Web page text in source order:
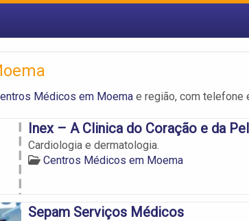
Médicos em Moema e região, com telefone
Inex – A Clinica do Coração e da
Cardiologia e dermatologia.
Centros Médicos em Moema
Sepam Serviços Médicos